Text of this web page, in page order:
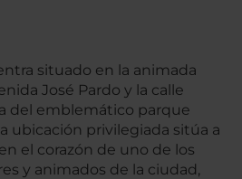
situado en la animada
José Pardo y la calle
del emblemático parque
ubicación privilegiada sitúa a
el corazón de uno de los
y animados de la ciudad,